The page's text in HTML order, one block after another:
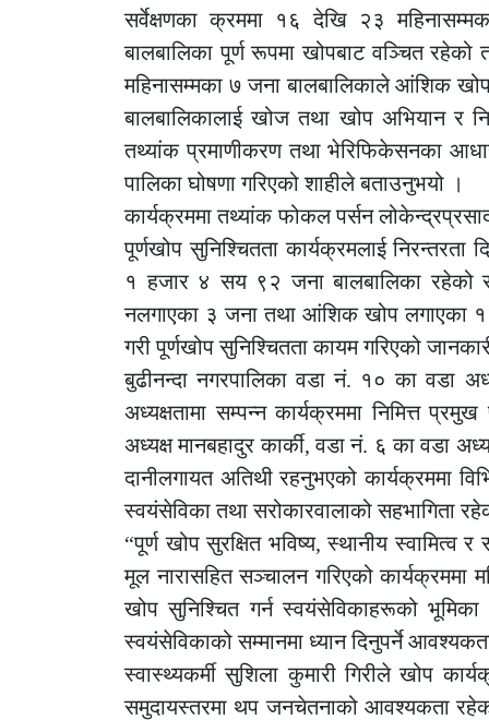
सर्वेक्षणका क्रममा १६ देखि २३
बालबालिका पूर्ण रूपमा खोपबाट वञ्चित
महिनासम्मका ७ जना बालबालिकाले आंशिक
बालबालिकालाई खोज तथा खोप अभियान र
तथ्यांक प्रमाणीकरण तथा भेरिफिकेसनका
पालिका घोषणा गरिएको शाहीले बताउनुभयो ।
कार्यक्रममा तथ्यांक फोकल पर्सन
पूर्णखोप सुनिश्चितता कार्यक्रमलाई निरन्तरता
१ हजार ४ सय ९२ जना बालबालिका रहेको
नलगाएका ३ जना तथा आंशिक खोप लगाएका
गरी पूर्णखोप सुनिश्चितता कायम गरिएको
बुढीनन्दा नगरपालिका वडा नं. १० का वडा
अध्यक्षतामा सम्पन्न कार्यक्रममा निमित्त
अध्यक्ष मानबहादुर कार्की, वडा नं. ६ का वडा
दानीलगायत अतिथी रहनुभएको कार्यक्रममा
स्वयंसेविका तथा सरोकारवालाको सहभागिता
“पूर्ण खोप सुरक्षित भविष्य, स्थानीय स्वामित्व र
मूल नारासहित सञ्चालन गरिएको कार्यक्रममा
खोप सुनिश्चित गर्न स्वयंसेविकाहरूको
स्वयंसेविकाको सम्मानमा ध्यान दिनुपर्ने
स्वास्थ्यकर्मी सुशिला कुमारी गिरीले खोप
समुदायस्तरमा थप जनचेतनाको आवश्यकता